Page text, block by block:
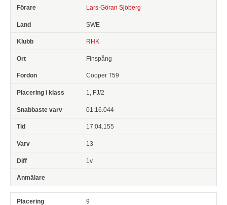
Lars-Göran Sjöberg
SWE
RHK
Finspång
Cooper T59
1, FJ/2
01:16.044
17:04.155
13
1v
9